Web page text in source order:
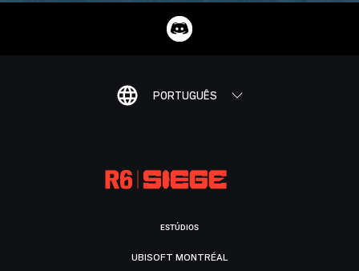
PORTUGUÊS
ESTÚDIOS
UBISOFT MONTRÉAL